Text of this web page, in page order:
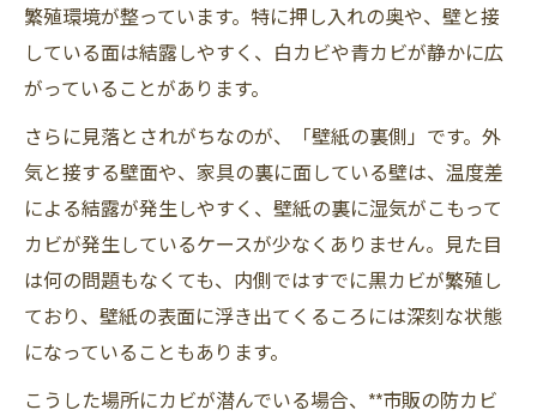
繁殖環境が整っています。特に押し入れの奥や、壁と接
している面は結露しやすく、白カビや青カビが静かに広
がっていることがあります。
さらに見落とされがちなのが、「壁紙の裏側」です。外
気と接する壁面や、家具の裏に面している壁は、温度差
による結露が発生しやすく、壁紙の裏に湿気がこもって
カビが発生しているケースが少なくありません。見た目
は何の問題もなくても、内側ではすでに黒カビが繁殖し
ており、壁紙の表面に浮き出てくるころには深刻な状態
になっていることもあります。
こうした場所にカビが潜んでいる場合、**市販の防カビ